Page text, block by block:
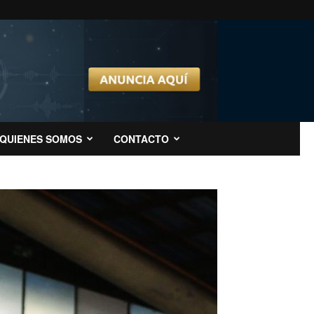
QUIENES SOMOS CONTACTO